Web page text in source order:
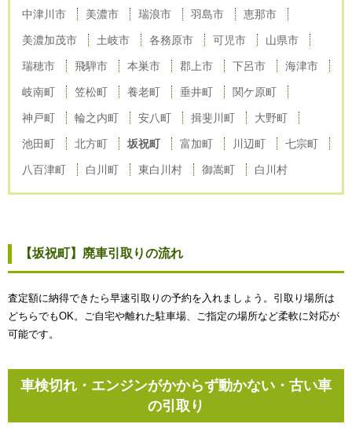
中津川市 美濃市 瑞浪市 羽島市 恵那市
美濃加茂市 土岐市 各務原市 可児市 山県市
瑞穂市 飛騨市 本巣市 郡上市 下呂市 海津市
岐南町 笠松町 養老町 垂井町 関ケ原町
神戸町 輪之内町 安八町 揖斐川町 大野町
池田町 北方町 坂祝町 富加町 川辺町 七宗町
八百津町 白川町 東白川村 御嵩町 白川村
【坂祝町】廃車引取りの流れ
査定額に納得できたら早速引取りの予約を入れましょう。引取り場所は
どちらでもOK。ご自宅や離れた駐車場、ご指定の場所など柔軟に対応が
可能です。
車検切れ・エンジンがかからず動かない・古い車
の引取り